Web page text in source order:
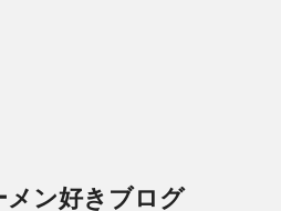
メン好きブログ